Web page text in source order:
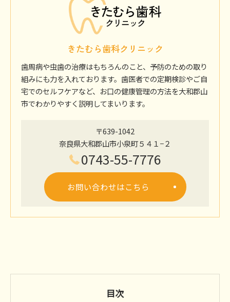
きたむら歯科クリニック
歯周病や虫歯の治療はもちろんのこと、予防のための取り
組みにも力を入れております。歯医者での定期検診やご自
宅でのセルフケアなど、お口の健康管理の方法を大和郡山
市でわかりやすく説明してまいります。
〒639-1042
奈良県大和郡山市小泉町５４１−２
0743-55-7776
お問い合わせはこちら
目次